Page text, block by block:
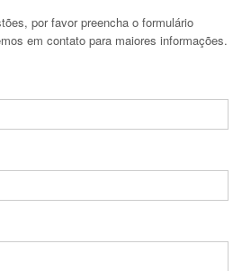
por favor preencha o formulário
em contato para maiores informações.